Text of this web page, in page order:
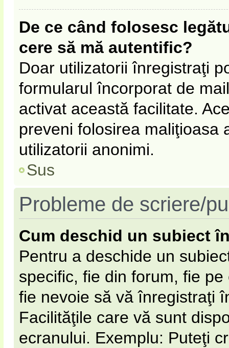
De ce când folosesc
cere să mă autentific?
Doar utilizatorii înregistraţi
formularul încorporat de
activat această facilitate.
preveni folosirea maliţioasa
utilizatorii anonimi.
Sus
Probleme de scriere/
Cum deschid un subiect
Pentru a deschide un
specific, fie din forum, fie
fie nevoie să vă înregistraţi
Facilităţile care vă sunt
ecranului. Exemplu: Puteţi